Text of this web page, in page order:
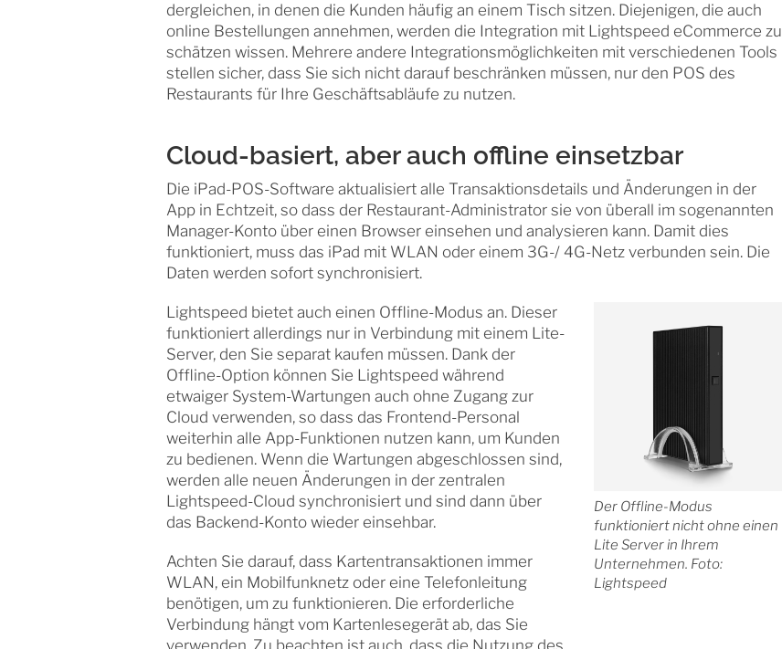
dergleichen, in denen die Kunden häufig an einem Tisch sitzen. Diejenigen, die auch
online Bestellungen annehmen, werden die Integration mit Lightspeed eCommerce zu
schätzen wissen. Mehrere andere Integrationsmöglichkeiten mit verschiedenen Tools
stellen sicher, dass Sie sich nicht darauf beschränken müssen, nur den POS des
Restaurants für Ihre Geschäftsabläufe zu nutzen.
Cloud-basiert, aber auch offline einsetzbar
Die iPad-POS-Software aktualisiert alle Transaktionsdetails und Änderungen in der
App in Echtzeit, so dass der Restaurant-Administrator sie von überall im sogenannten
Manager-Konto über einen Browser einsehen und analysieren kann. Damit dies
funktioniert, muss das iPad mit WLAN oder einem 3G-/ 4G-Netz verbunden sein. Die
Daten werden sofort synchronisiert.
Lightspeed bietet auch einen Offline-Modus an. Dieser
funktioniert allerdings nur in Verbindung mit einem Lite-
Server, den Sie separat kaufen müssen. Dank der
Offline-Option können Sie Lightspeed während
etwaiger System-Wartungen auch ohne Zugang zur
Cloud verwenden, so dass das Frontend-Personal
weiterhin alle App-Funktionen nutzen kann, um Kunden
zu bedienen. Wenn die Wartungen abgeschlossen sind,
werden alle neuen Änderungen in der zentralen
Lightspeed-Cloud synchronisiert und sind dann über
das Backend-Konto wieder einsehbar.
Achten Sie darauf, dass Kartentransaktionen immer
WLAN, ein Mobilfunknetz oder eine Telefonleitung
benötigen, um zu funktionieren. Die erforderliche
Verbindung hängt vom Kartenlesegerät ab, das Sie
Der Offline-Modus
funktioniert nicht ohne einen
Lite Server in Ihrem
Unternehmen. Foto:
Lightspeed